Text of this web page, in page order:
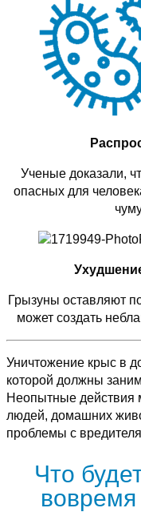
Ученые доказали,
опасных для
Грызуны оставляют
может создать
Уничтожение крыс в
которой должны
Неопытные действия
людей, домашних
проблемы с
Что